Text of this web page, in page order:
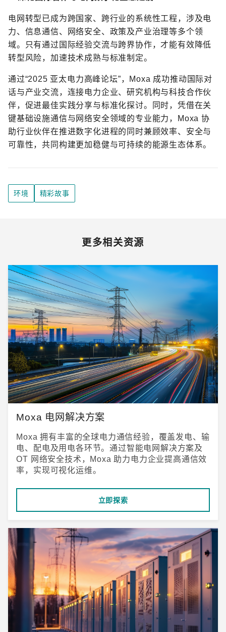
电网转型已成为跨国家、跨行业的系统性工程，涉及电
力、信息通信、网络安全、政策及产业治理等多个领
域。只有通过国际经验交流与跨界协作，才能有效降低
转型风险，加速技术成熟与标准制定。
通过“2025 亚太电力高峰论坛”，Moxa 成功推动国际对
话与产业交流，连接电力企业、研究机构与科技合作伙
伴，促进最佳实践分享与标准化探讨。同时，凭借在关
键基础设施通信与网络安全领域的专业能力，Moxa 协
助行业伙伴在推进数字化进程的同时兼顾效率、安全与
可靠性，共同构建更加稳健与可持续的能源生态体系。
环境 精彩故事
更多相关资源
Moxa 电网解决方案
Moxa 拥有丰富的全球电力通信经验，覆盖发电、输
电、配电及用电各环节。通过智能电网解决方案及
OT 网络安全技术，Moxa 助力电力企业提高通信效
率，实现可视化运维。
立即探索